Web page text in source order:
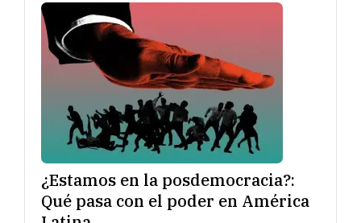
¿Estamos en la posdemocracia?:
Qué pasa con el poder en América